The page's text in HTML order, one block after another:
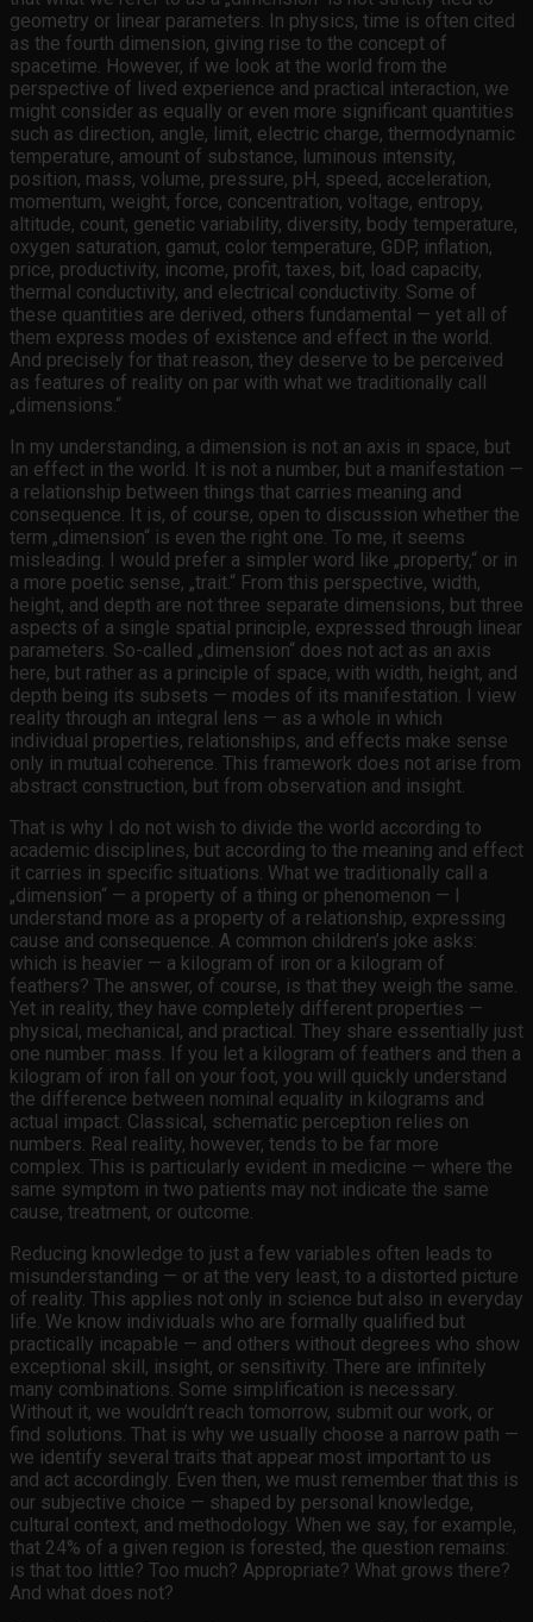
geometry or linear parameters. In physics, time is often cited
as the fourth dimension, giving rise to the concept of
spacetime. However, if we look at the world from the
perspective of lived experience and practical interaction, we
might consider as equally or even more significant quantities
such as direction, angle, limit, electric charge, thermodynamic
temperature, amount of substance, luminous intensity,
position, mass, volume, pressure, pH, speed, acceleration,
momentum, weight, force, concentration, voltage, entropy,
altitude, count, genetic variability, diversity, body temperature,
oxygen saturation, gamut, color temperature, GDP, inflation,
price, productivity, income, profit, taxes, bit, load capacity,
thermal conductivity, and electrical conductivity. Some of
these quantities are derived, others fundamental — yet all of
them express modes of existence and effect in the world.
And precisely for that reason, they deserve to be perceived
as features of reality on par with what we traditionally call
„dimensions.“
In my understanding, a dimension is not an axis in space, but
an effect in the world. It is not a number, but a manifestation —
a relationship between things that carries meaning and
consequence. It is, of course, open to discussion whether the
term „dimension“ is even the right one. To me, it seems
misleading. I would prefer a simpler word like „property,“ or in
a more poetic sense, „trait.“ From this perspective, width,
height, and depth are not three separate dimensions, but three
aspects of a single spatial principle, expressed through linear
parameters. So-called „dimension“ does not act as an axis
here, but rather as a principle of space, with width, height, and
depth being its subsets — modes of its manifestation. I view
reality through an integral lens — as a whole in which
individual properties, relationships, and effects make sense
only in mutual coherence. This framework does not arise from
abstract construction, but from observation and insight.
That is why I do not wish to divide the world according to
academic disciplines, but according to the meaning and effect
it carries in specific situations. What we traditionally call a
„dimension“ — a property of a thing or phenomenon — I
understand more as a property of a relationship, expressing
cause and consequence. A common children’s joke asks:
which is heavier — a kilogram of iron or a kilogram of
feathers? The answer, of course, is that they weigh the same.
Yet in reality, they have completely different properties —
physical, mechanical, and practical. They share essentially just
one number: mass. If you let a kilogram of feathers and then a
kilogram of iron fall on your foot, you will quickly understand
the difference between nominal equality in kilograms and
actual impact. Classical, schematic perception relies on
numbers. Real reality, however, tends to be far more
complex. This is particularly evident in medicine — where the
same symptom in two patients may not indicate the same
cause, treatment, or outcome.
Reducing knowledge to just a few variables often leads to
misunderstanding — or at the very least, to a distorted picture
of reality. This applies not only in science but also in everyday
life. We know individuals who are formally qualified but
practically incapable — and others without degrees who show
exceptional skill, insight, or sensitivity. There are infinitely
many combinations. Some simplification is necessary.
Without it, we wouldn’t reach tomorrow, submit our work, or
find solutions. That is why we usually choose a narrow path —
we identify several traits that appear most important to us
and act accordingly. Even then, we must remember that this is
our subjective choice — shaped by personal knowledge,
cultural context, and methodology. When we say, for example,
that 24% of a given region is forested, the question remains:
is that too little? Too much? Appropriate? What grows there?
And what does not?